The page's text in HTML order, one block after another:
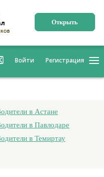
Поиск работы и работников
Открыть
Войти Регистрация
в Астане
в Павлодаре
в Темиртау